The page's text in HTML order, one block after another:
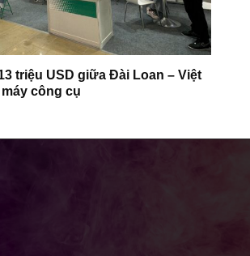
triệu USD giữa Đài Loan – Việt
công cụ